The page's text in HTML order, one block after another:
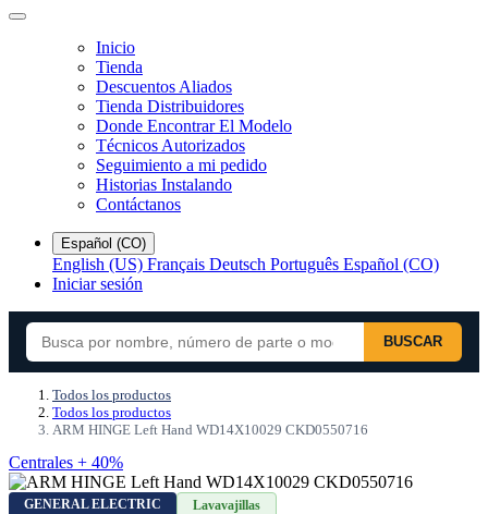
Inicio
Tienda
Descuentos Aliados
Tienda Distribuidores
Donde Encontrar El Modelo
Técnicos Autorizados
Seguimiento a mi pedido
Historias Instalando
Contáctanos
Español (CO)
English (US) Français Deutsch Português Español (CO)
Iniciar sesión
BUSCAR
Todos los productos
Todos los productos
ARM HINGE Left Hand WD14X10029 CKD0550716
Centrales + 40%
GENERAL ELECTRIC Lavavajillas